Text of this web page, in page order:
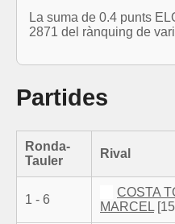
La suma de 0.4 punts
2871 del rànquing de
Partides
Ronda-
Tauler
Rival
1 - 6
COSTA
MARCEL